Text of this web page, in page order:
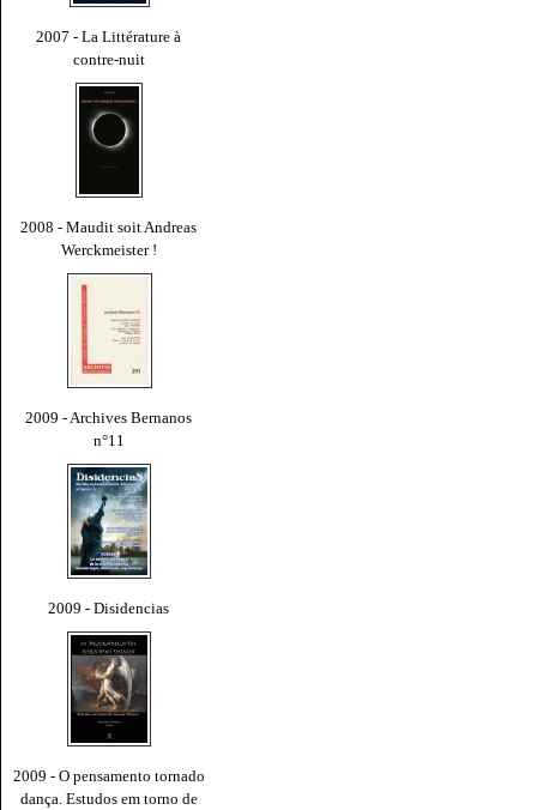
2007 - La Littérature à
contre-nuit
2008 - Maudit soit Andreas
Werckmeister !
2009 - Archives Bernanos
n°11
2009 - Disidencias
2009 - O pensamento tornado
dança. Estudos em torno de